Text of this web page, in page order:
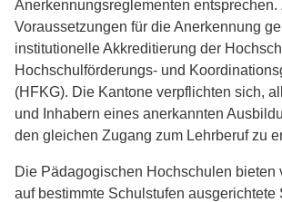
Anerkennungsreglementen entsprechen.
Voraussetzungen für die Anerkennung
institutionelle Akkreditierung der
Hochschulförderungs- und
(HFKG). Die Kantone verpflichten sich,
und Inhabern eines anerkannten
den gleichen Zugang zum Lehrberuf zu
Die Pädagogischen Hochschulen bieten
auf bestimmte Schulstufen ausgerichtete